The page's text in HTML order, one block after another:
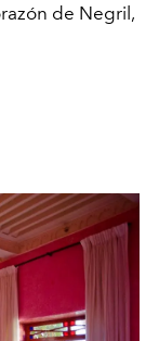
de Negril,